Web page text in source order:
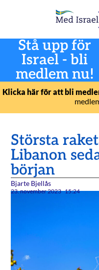
Stå upp för
Israel - bli
medlem nu!
Klicka här för att bli
Största
Libanon
början
Bjarte Bjellås
23. november 2023 15:24